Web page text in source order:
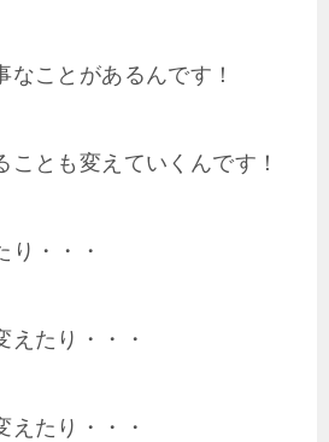
なことがあるんです！
ことも変えていくんです！
り・・・
えたり・・・
えたり・・・